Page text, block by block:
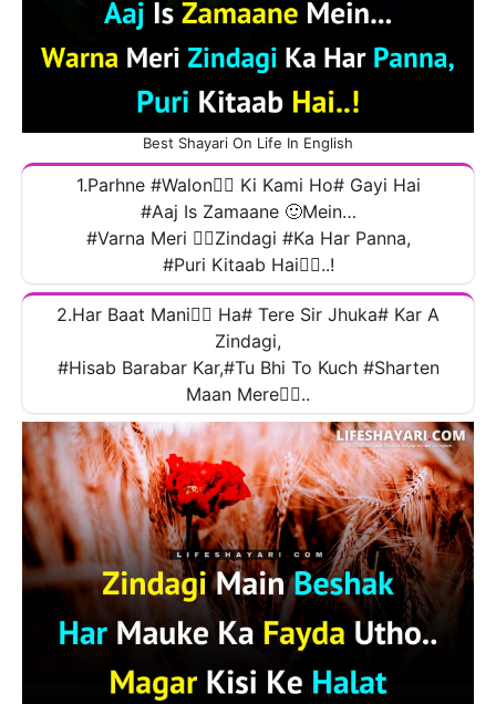
Best Shayari On Life In English
1.Parhne #Walon🧍‍♂️ Ki Kami Ho# Gayi Hai
#Aaj Is Zamaane 🙂Mein…
#Varna Meri 🙍‍♂️Zindagi #Ka Har Panna,
#Puri Kitaab Hai🧎‍♂️..!
2.Har Baat Mani🧍‍♂️ Ha# Tere Sir Jhuka# Kar A
Zindagi,
#Hisab Barabar Kar,#Tu Bhi To Kuch #Sharten
Maan Mere🧎‍♂️..